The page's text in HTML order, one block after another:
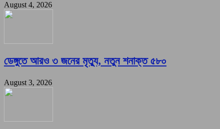
August 4, 2026
ডেঙ্গুতে আরও ৩ জনের মৃত্যু, নতুন শনাক্ত ৫৮০
August 3, 2026